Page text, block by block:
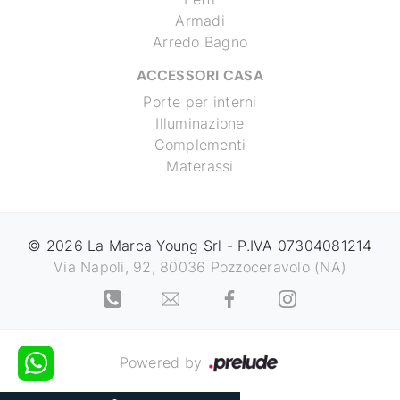
Armadi
Arredo Bagno
ACCESSORI CASA
Porte per interni
Illuminazione
Complementi
Materassi
© 2026 La Marca Young Srl - P.IVA 07304081214
Via Napoli, 92, 80036 Pozzoceravolo (NA)
Powered by